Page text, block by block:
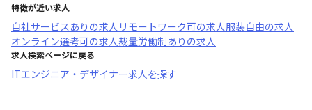
特徴が近い求人
自社サービスあり の求人 リモートワーク可の求人服装自由の求人
オンライン選考可の求人裁量労働制あり の求人
求人検索ページに戻る
ITエンジニア・デザイナー求人を探す